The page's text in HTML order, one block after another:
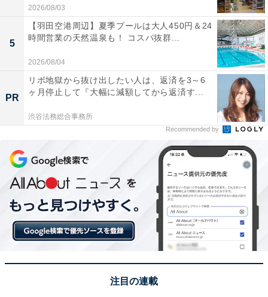
せられています。
ヒノキ風呂の香りが心地よく、露天風呂も緑が眺め
られて開放的でした。お湯が清潔で塩素臭さもな
く、お肌もしっとり。近所にこれだけ充実した施設
があるのはありがたいです。
4種類のサウナがあるので、温度や雰囲気を変えな
がら楽しめます。天然ハーブ岩盤浴サウナは裸で入
れるタイプで体がじんわり温まり、水風呂でしっか
り整えられました。
3駅から無料送迎バスがあるので電車でも来やすい
他にはない魅力で、子どもも喜んでいました。コス
2026/08/03
5
【羽田空港周辺】夏季プールは大人450円＆24
時間営業の天然温泉も！ コスパ抜群...
2026/08/04
PR
リボ地獄から抜け出したい人は、返済を3～6
ヶ月停止して『大幅に減額してから返済す...
渋谷法務総合事務所
Recommended by
注目の連載